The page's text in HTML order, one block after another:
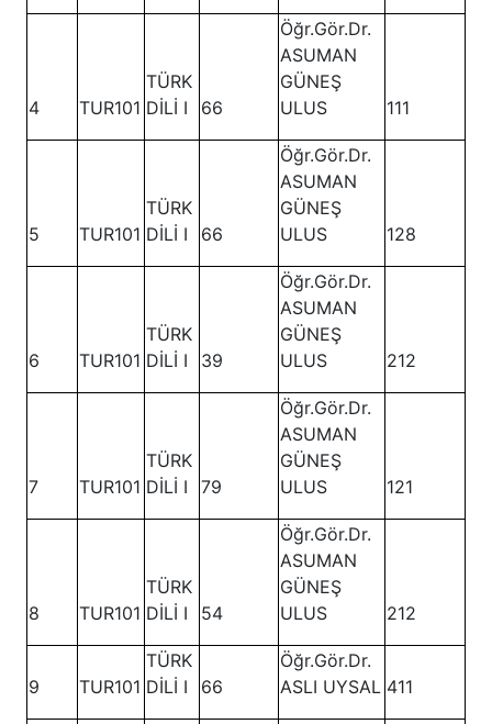
4 TUR101
TÜRK
DİLİ I
66
Öğr.Gör.Dr.
ASUMAN
GÜNEŞ
ULUS
111
5 TUR101
TÜRK
DİLİ I
66
Öğr.Gör.Dr.
ASUMAN
GÜNEŞ
ULUS
128
6 TUR101
TÜRK
DİLİ I
39
Öğr.Gör.Dr.
ASUMAN
GÜNEŞ
ULUS
212
7 TUR101
TÜRK
DİLİ I
79
Öğr.Gör.Dr.
ASUMAN
GÜNEŞ
ULUS
121
8 TUR101
TÜRK
DİLİ I
54
Öğr.Gör.Dr.
ASUMAN
GÜNEŞ
ULUS
212
9 TUR101
TÜRK
DİLİ I
66
Öğr.Gör.Dr.
ASLI UYSAL 411